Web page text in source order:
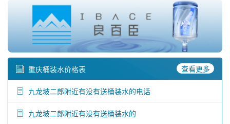
重庆桶装水价格表 查看更多
九龙坡二郎附近有没有送桶装水的电话
九龙坡二郎附近有没有送桶装水的